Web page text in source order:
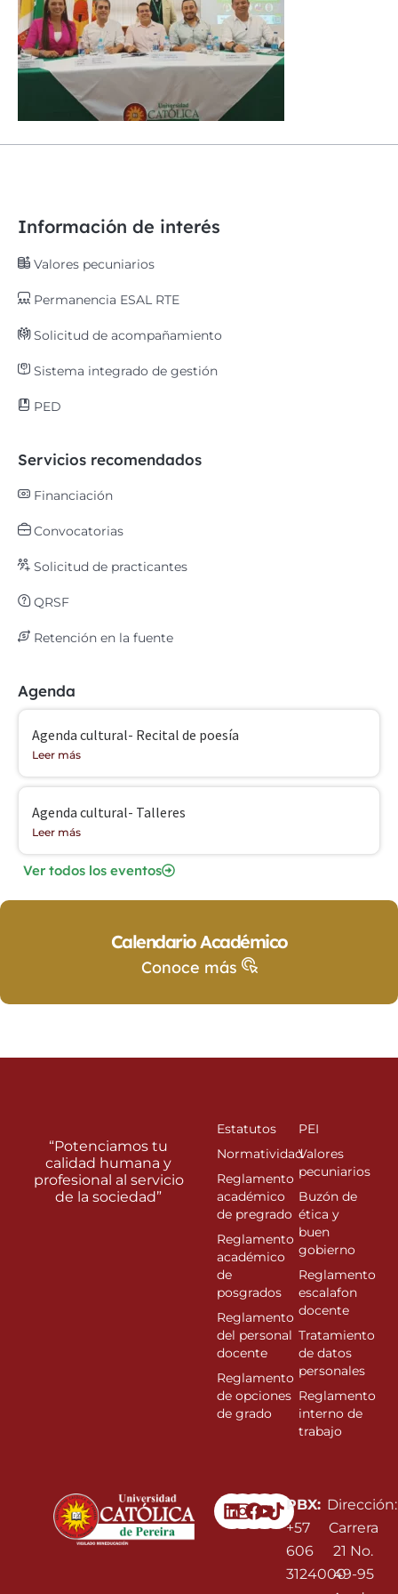
Información de interés
Valores pecuniarios
Permanencia ESAL RTE
Solicitud de acompañamiento
Sistema integrado de gestión
PED
Servicios recomendados
Financiación
Convocatorias
Solicitud de practicantes
QRSF
Retención en la fuente
Agenda
Agenda cultural- Recital de poesía
Leer más
Agenda cultural- Talleres
Leer más
Ver todos los eventos
Calendario Académico
Conoce más
Linkedin
Instagram
Facebook
Youtube
PBX:
+57
606
3124000
Dirección:
Carrera
21 No.
49-95
“Potenciamos tu
calidad humana y
profesional al servicio
de la sociedad”
Estatutos
Normatividad
Reglamento
académico
de pregrado
Reglamento
académico
de
posgrados
Reglamento
del personal
docente
Reglamento
de opciones
de grado
PEI
Valores
pecuniarios
Buzón de
ética y
buen
gobierno
Reglamento
escalafon
docente
Tratamiento
de datos
personales
Reglamento
interno de
trabajo